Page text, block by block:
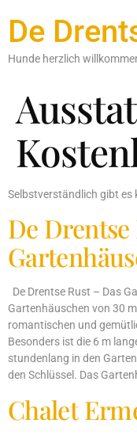
De
Hunde herzlich
Selbstverständlich gibt es
De Drentse
De Drentse Rust – Das
Gartenhäuschen von 30
romantischen und
Besonders ist die 6 m
stundenlang in den
den Schlüssel. Das
Chalet